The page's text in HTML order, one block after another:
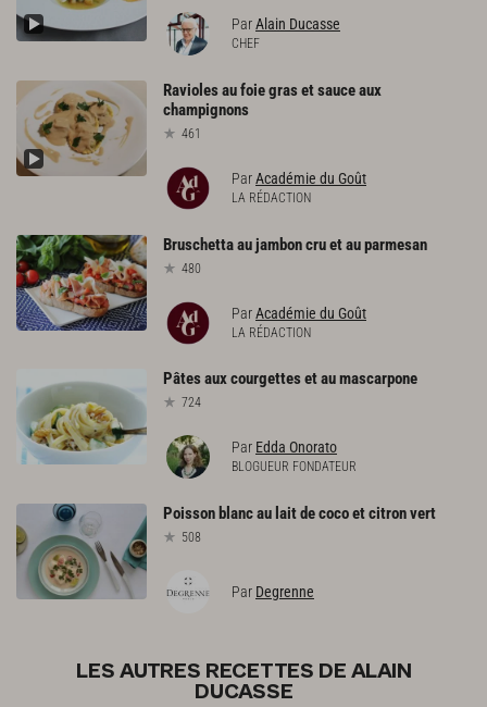
ParAlain Ducasse
CHEF
Raviolesaufoiegrasetsauceaux
champignons
461
ParAcadémie du Goût
LA RÉDACTION
Bruschettaaujamboncruetauparmesan
480
ParAcadémie du Goût
LA RÉDACTION
Pâtesauxcourgettesetaumascarpone
724
Par Edda Onorato
BLOGUEUR FONDATEUR
Poisson blancau laitdecocoetcitronvert
508
Par Degrenne
LES AUTRES RECETTES DE ALAIN
DUCASSE